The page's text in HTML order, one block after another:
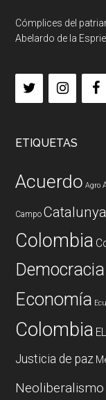
Cómplices del
Abelardo de la
ETIQUETAS
Acuerdo Agro
Campo Catalunya
Colombia
Democracia
Economía
Colombia
Justicia de paz
Neoliberalismo